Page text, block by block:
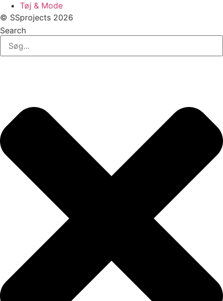
Tøj & Mode
© SSprojects 2026
Search